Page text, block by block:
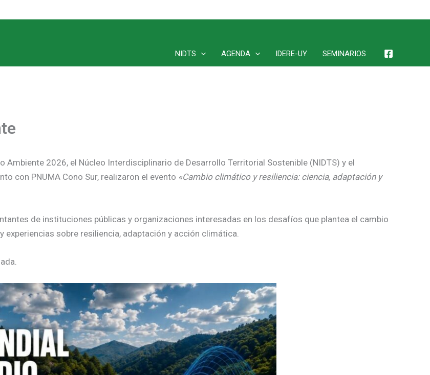
NIDTS AGENDA IDERE-UY SEMINARIOS
Ambiente 2026, el Núcleo Interdisciplinario de Desarrollo Territorial Sostenible (NIDTS) y el
con PNUMA Cono Sur, realizaron el evento «Cambio climático y resiliencia: ciencia, adaptación y
de instituciones públicas y organizaciones interesadas en los desafíos que plantea el cambio
sobre resiliencia, adaptación y acción climática.